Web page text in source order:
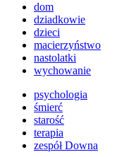
dom
dziadkowie
dzieci
macierzyństwo
nastolatki
wychowanie
psychologia
śmierć
starość
terapia
zespół Downa